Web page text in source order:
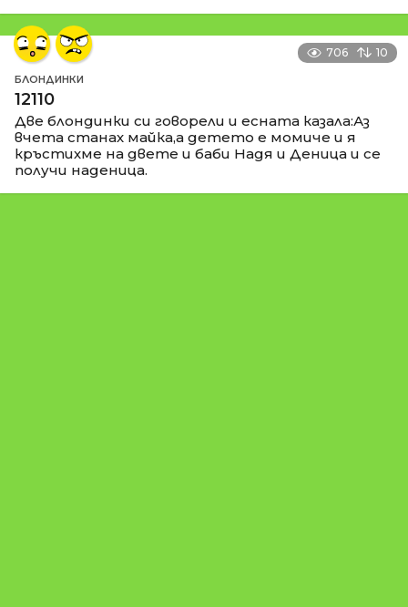
706 10
БЛОНДИНКИ
12110
Две блондинки си говорели и есната казала:Аз
вчета станах майка,а детето е момиче и я
кръстихме на двете и баби Надя и Деница и се
получи наденица.